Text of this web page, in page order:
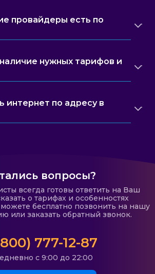
провайдеры есть по
нужных тарифов и
интернет по адресу в
вопросы?
всегда готовы ответить на Ваш
о тарифах и особенностях
бесплатно позвонить на нашу
или заказать обратный звонок.
777-12-87
с 9:00 до 22:00